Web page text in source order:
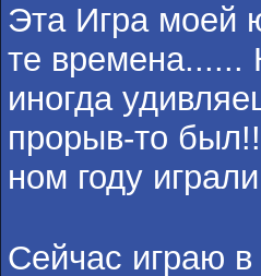
Эта Игра моей
те времена......
иногда
прорыв-то
ном году
Сейчас играю в